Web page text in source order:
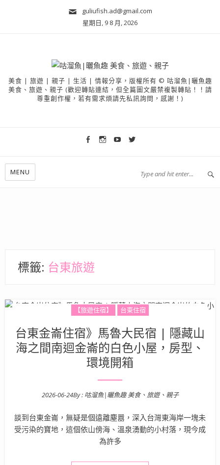
guliufish.ad@gmail.com
星期日, 9 8 月, 2026
美食 | 旅遊 | 親子 | 生活 | 情報分享，版權所有 © 咕溜魚|曬魚趣
美食、旅遊、親子 (歡迎轉貼連結，但全篇圖文嚴禁複製轉貼！！請
尊重創作權，若有需求煩請先私訊詢問，感謝！)
MENU
標籤: 台東旅遊
【旅遊住宿】 台東住宿
台東金崙住宿》馬魯大民宿 | 隱藏山
海之間南迴金崙的白色小屋，房型、
環境開箱
Posted on
2026-06-24By : 咕溜魚|曬魚趣 美食、旅遊、親子
談到台東金崙，無疑是個遠離塵囂，深入台灣東海岸一塊未
受污染的寶地，這個依山傍海、溫泉湧動的小村落，現今成
為許多